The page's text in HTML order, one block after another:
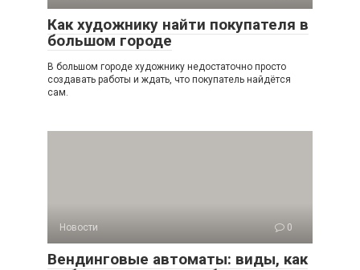
Как художнику найти покупателя в
большом городе
В большом городе художнику недостаточно просто
создавать работы и ждать, что покупатель найдётся
сам.
Новости 0
Вендинговые автоматы: виды, как